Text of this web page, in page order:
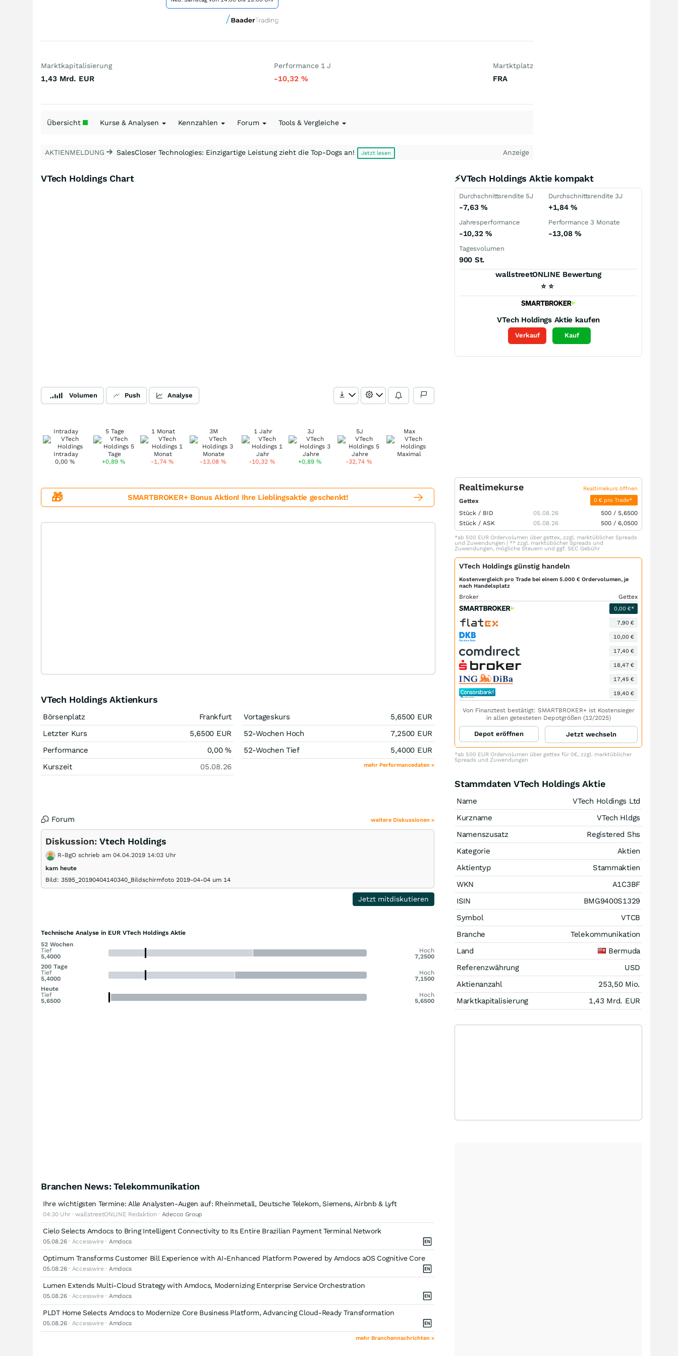
Marktkapitalisierung
1,43 Mrd. EUR
Performance 1 J
-10,32 %
Martktplatz
FRA
Übersicht Kurse & Analysen Kennzahlen Forum Tools & Vergleiche
AKTIENMELDUNG SalesCloser Technologies: Einzigartige Leistung zieht die Top-Dogs an! Jetzt lesen Anzeige
VTech Holdings Chart
Volumen Push Analyse
Intraday
0,00%
5 Tage
+0,89%
1 Monat
-1,74 %
3M
-13,08 %
1 Jahr
-10,32%
3J
+0,89%
5J
-32,74%
Max
⚡VTech Holdings Aktie kompakt
Durchschnittsrendite 5J
-7,63%
Durchschnittsrendite 3J
+1,84%
Jahresperformance
-10,32 %
Performance 3 Monate
-13,08 %
Tagesvolumen
900 St.
wallstreetONLINE Bewertung
⭐ ⭐
VTech Holdings Aktie kaufen
Verkauf Kauf
🎁 SMARTBROKER+ Bonus Aktion! Ihre Lieblingsaktie geschenkt!
VTech Holdings Aktienkurs
Börsenplatz
Frankfurt
Letzter Kurs
5,6500 EUR
Performance
0,00%
Kurszeit
05.08.26
Vortageskurs 5,6500 EUR
52-Wochen Hoch
7,2500 EUR
52-Wochen Tief
5,4000 EUR
mehr Performancedaten »
Forum weitere Diskussionen »
Diskussion: Vtech Holdings
R-BgO schrieb am 04.04.2019 14:03 Uhr
kam heute
Bild: 3595_20190404140340_Bildschirmfoto 2019-04-04 um 14
Jetzt mitdiskutieren
Technische Analyse in EUR VTech Holdings Aktie
52 Wochen
Tief
5,4000
Hoch
7,2500
200 Tage
Tief
5,4000
Hoch
7,1500
Heute
Tief
5,6500
Hoch
5,6500
Branchen News: Telekommunikation
Ihre wichtigsten Termine: Alle Analysten-Augen auf: Rheinmetall, Deutsche Telekom, Siemens, Airbnb & Lyft
04:30 Uhr · wallstreetONLINE Redaktion · Adecco Group
Cielo Selects Amdocs to Bring Intelligent Connectivity to Its Entire Brazilian Payment Terminal Network
05.08.26· Accesswire · Amdocs
Optimum Transforms Customer Bill Experience with AI-Enhanced Platform Powered by Amdocs aOS Cognitive Core
05.08.26· Accesswire · Amdocs
Lumen Extends Multi-Cloud Strategy with Amdocs, Modernizing Enterprise Service Orchestration
05.08.26· Accesswire · Amdocs
PLDT Home Selects Amdocs to Modernize Core Business Platform, Advancing Cloud-Ready Transformation
05.08.26· Accesswire · Amdocs
mehr Branchennachrichten »
Realtimekurse Realtimekurs öffnen
Gettex 0 € pro Trade*
Stück / BID 05.08.26 500 / 5,6500
Stück / ASK 05.08.26 500 / 6,0500
*ab 500 EUR Ordervolumen über gettex, zzgl. marktüblicher Spreads
und Zuwendungen | ** zzgl. marktüblicher Spreads und
Zuwendungen, mögliche Steuern und ggf. SEC Gebühr
VTech Holdings günstig handeln
Kostenvergleich pro Trade bei einem 5.000 € Ordervolumen, je
nach Handelsplatz
Broker Gettex
0,00 €*
7,90 €
10,00 €
17,40 €
18,47 €
17,45 €
19,40 €
Von Finanztest bestätigt: SMARTBROKER+ ist Kostensieger
in allen getesteten Depotgrößen (12/2025)
Depot eröffnen Jetzt wechseln
*ab 500 EUR Ordervolumen über gettex für 0€, zzgl. marktüblicher
Spreads und Zuwendungen
Stammdaten VTech Holdings Aktie
Name
VTech Holdings Ltd
Kurzname
VTech Hldgs
Namenszusatz
Registered Shs
Kategorie
Aktien
Aktientyp
Stammaktien
WKN
A1C3BF
ISIN
BMG9400S1329
Symbol
VTCB
Branche
Telekommunikation
Land
Bermuda
Referenzwährung
USD
Aktienanzahl
253,50 Mio.
Marktkapitalisierung
1,43 Mrd. EUR